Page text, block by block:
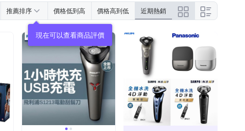
推薦排序 價格低到高 價格高到低 近期熱銷
現在可以查看商品評價